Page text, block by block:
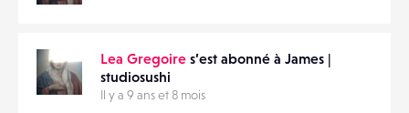
Lea Gregoire s’est abonné à James |
studiosushi
Il y a 9 ans et 8 mois